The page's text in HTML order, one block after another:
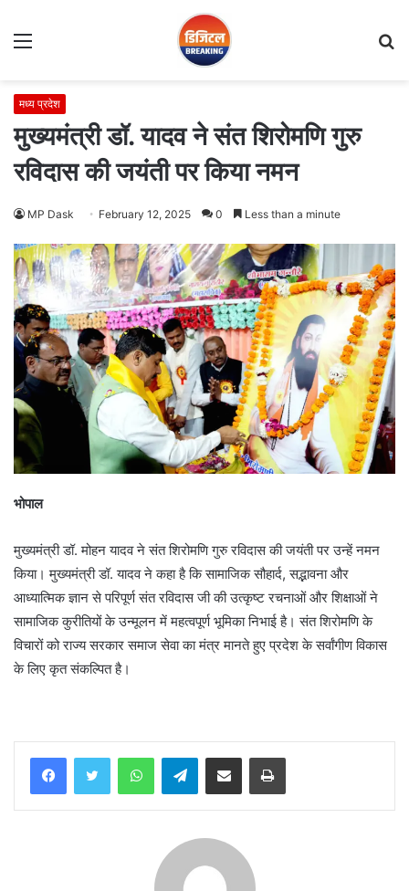
Menu
मध्य प्रदेश
मुख्यमंत्री डॉ. यादव ने संत शिरोमणि गुरु
रविदास की जयंती पर किया नमन
MP Dask February 12, 2025 0 Less than a minute
भोपाल
मुख्यमंत्री डॉ. मोहन यादव ने संत शिरोमणि गुरु रविदास की जयंती पर उन्हें नमन
किया। मुख्यमंत्री डॉ. यादव ने कहा है कि सामाजिक सौहार्द, सद्भावना और
आध्यात्मिक ज्ञान से परिपूर्ण संत रविदास जी की उत्कृष्ट रचनाओं और शिक्षाओं ने
सामाजिक कुरीतियों के उन्मूलन में महत्वपूर्ण भूमिका निभाई है। संत शिरोमणि के
विचारों को राज्य सरकार समाज सेवा का मंत्र मानते हुए प्रदेश के सर्वांगीण विकास
के लिए कृत संकल्पित है।
WhatsAppTelegramShare via Email Print